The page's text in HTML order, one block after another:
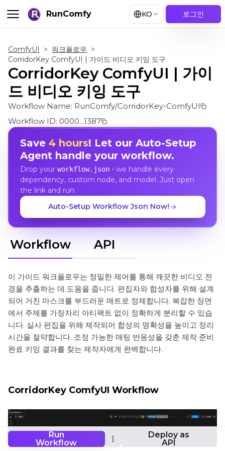
RunComfy KO 로그인
Run
Workflow
Deploy as
API
ComfyUI > 워크플로우 >
CorridorKey ComfyUI | 가이드 비디오 키잉 도구
CorridorKey ComfyUI | 가이
드 비디오 키잉 도구
Workflow Name: RunComfy/CorridorKey-ComfyUI
Workflow ID: 0000...1387
Save 4 hours! Let our Auto-Setup
Agent handle your workflow.
Drop your workflow.json- we handle every
dependency, custom node, and model. Just open
the link and run.
Auto-Setup Workflow Json Now!
Workflow API
이 가이드 워크플로우는 정밀한 제어를 통해 깨끗한 비디오 전
경을 추출하는 데 도움을 줍니다. 편집자와 합성자를 위해 설계
되어 거친 마스크를 부드러운 매트로 정제합니다. 복잡한 장면
에서 주제를 가장자리 아티팩트 없이 정확하게 분리할 수 있습
니다. 실사 편집을 위해 제작되어 합성의 명확성을 높이고 정리
시간을 절약합니다. 조정 가능한 매팅 반응성을 갖춘 제작 준비
완료 키잉 결과를 찾는 제작자에게 완벽합니다.
CorridorKey ComfyUI Workflow